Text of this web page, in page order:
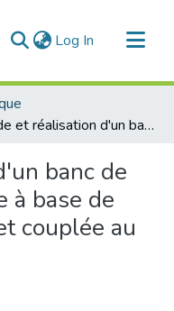
Log In (current)
Etude et réalisation d'un banc de simulation d'éolienne à base de MADA commandée et couplée au réseau triphasé
banc de
à base de
couplée au